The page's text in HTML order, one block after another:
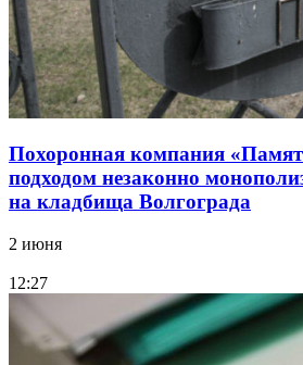
Похоронная компания
подходом незаконно
на кладбища Волгограда
2 июня
12:27